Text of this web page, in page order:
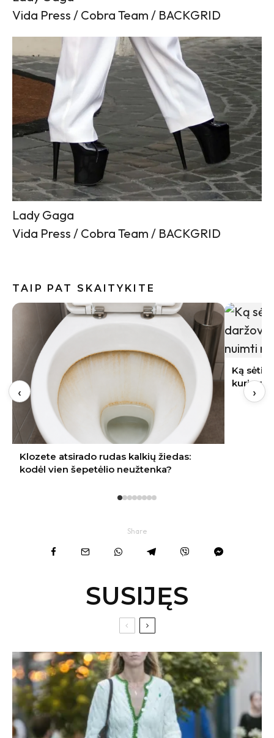
Vida Press / Cobra Team / BACKGRID
Lady Gaga
Vida Press / Cobra Team / BACKGRID
TAIP PAT SKAITYKITE
Ką sėti rugpjūtį Lietuvoje: 9 daržovės,
kurių derlių dar spėsite nuimti rudenį
Indai po
gali būti
‹ ›
Share
SUSIJĘS